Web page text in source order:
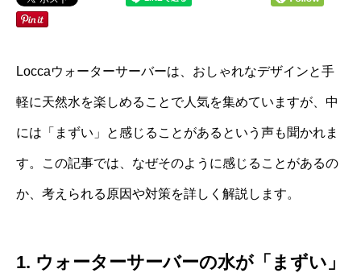
Loccaウォーターサーバーは、おしゃれなデザインと手
軽に天然水を楽しめることで人気を集めていますが、中
には「まずい」と感じることがあるという声も聞かれま
す。この記事では、なぜそのように感じることがあるの
か、考えられる原因や対策を詳しく解説します。
1. ウォーターサーバーの水が「まずい」